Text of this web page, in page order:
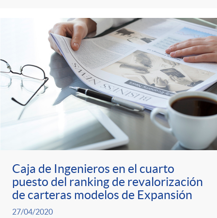
C
a
e
g
o
s
Caja de Ingenieros en el cuarto
puesto del ranking de revalorización
de carteras modelos de Expansión
27/04/2020